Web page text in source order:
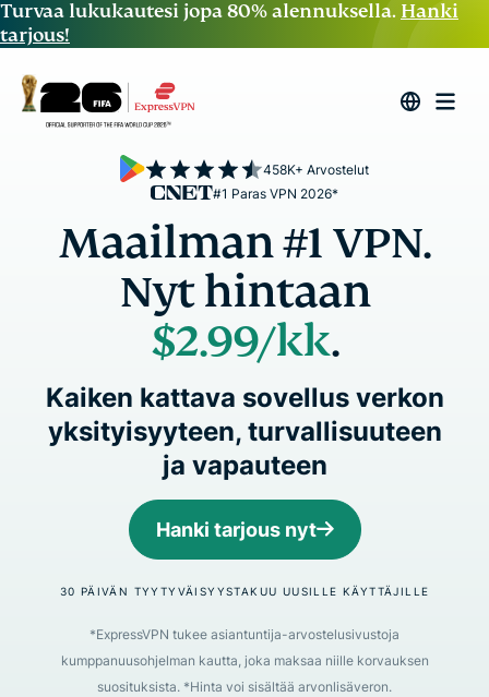
Turvaa lukukautesi jopa 80% alennuksella. Hanki
tarjous!
#1 Paras VPN 2026*
458K+ Arvostelut
Maailman #1 VPN.
Nyt hintaan
$2.99/kk.
Kaiken kattava sovellus verkon
yksityisyyteen, turvallisuuteen
ja vapauteen
Hanki tarjous nyt
30 PÄIVÄN TYYTYVÄISYYSTAKUU UUSILLE KÄYTTÄJILLE
*ExpressVPN tukee asiantuntija-arvostelusivustoja
kumppanuusohjelman kautta, joka maksaa niille korvauksen
suosituksista. *Hinta voi sisältää arvonlisäveron.